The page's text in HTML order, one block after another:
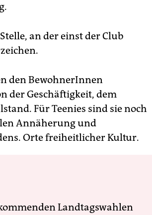
an der einst der Club
den BewohnerInnen
der Geschäftigkeit, dem
Für Teenies sind sie noch
Annäherung und
Orte freiheitlicher Kultur.
Landtagswahlen